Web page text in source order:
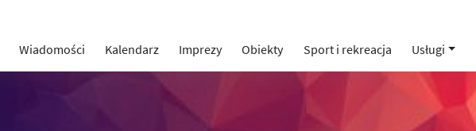
Wiadomości Kalendarz Imprezy Obiekty Sport i rekreacja Usługi